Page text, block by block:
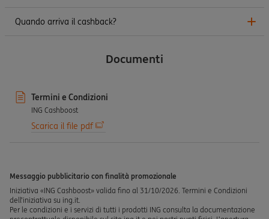
Quando arriva il cashback?
Documenti
Termini e Condizioni
ING Cashboost
Scarica il file pdf
Messaggio pubblicitario con finalità promozionale
Iniziativa «ING Cashboost» valida fino al 31/10/2026. Termini e Condizioni
dell’iniziativa su ing.it.
Per le condizioni e i servizi di tutti i prodotti ING consulta la documentazione